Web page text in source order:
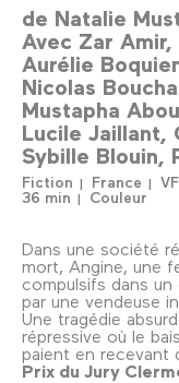
de Natalie
Avec Zar Amir
Aurélie
Nicolas
Mustapha
Lucile Jaillant
Sybille Blouin
Fiction France VF
36 min
Couleur
Dans une société
mort, Angine, une
compulsifs dans
par une vendeuse
Une tragédie
répressive où le
paient en recevant
Prix du Jury